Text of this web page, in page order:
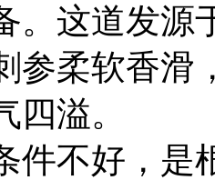
。这道发源
参柔软香滑
四溢。
件不好，是